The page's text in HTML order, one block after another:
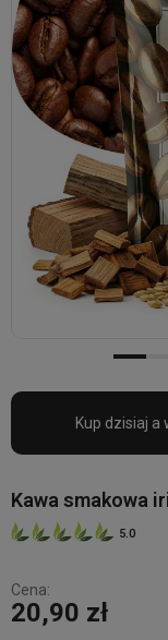
Kup dzisiaj a
Kawa smakowa
5.0
Cena:
20,90 zł